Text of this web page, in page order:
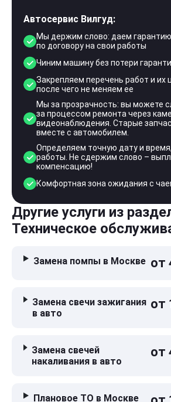
Автосервис Вилгуд:
Мы держим слово: даем гарантию
по договору на свои работы
Чиним машину без потери
Закрепляем перечень работ и их
после чего не меняем ее
Мы за прозрачность: вы можете
за процессом ремонта через
видеонаблюдения. Старые
вместе с автомобилем.
Определяем точную дату и
работы. Не сдержим слово –
компенсацию!
Комфортная зона ожидания с
Другие услуги из
Техническое
Замена помпы в Москве от
Замена свечи зажигания
в авто
от
Замена свечей
накаливания в авто
от
Плановое ТО в Москве